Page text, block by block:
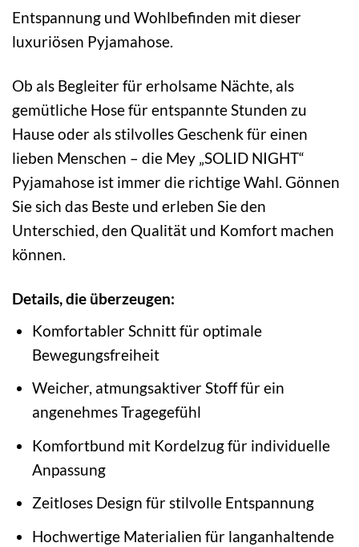
Entspannung und Wohlbefinden mit dieser
luxuriösen Pyjamahose.
Ob als Begleiter für erholsame Nächte, als
gemütliche Hose für entspannte Stunden zu
Hause oder als stilvolles Geschenk für einen
lieben Menschen – die Mey „SOLID NIGHT“
Pyjamahose ist immer die richtige Wahl. Gönnen
Sie sich das Beste und erleben Sie den
Unterschied, den Qualität und Komfort machen
können.
Details, die überzeugen:
Komfortabler Schnitt für optimale
Bewegungsfreiheit
Weicher, atmungsaktiver Stoff für ein
angenehmes Tragegefühl
Komfortbund mit Kordelzug für individuelle
Anpassung
Zeitloses Design für stilvolle Entspannung
Hochwertige Materialien für langanhaltende